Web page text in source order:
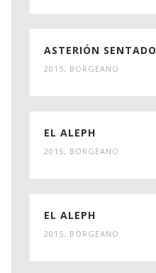
ASTERIÓN SENTADO
2015, BORGEANO
EL ALEPH
2015, BORGEANO
EL ALEPH
2015, BORGEANO